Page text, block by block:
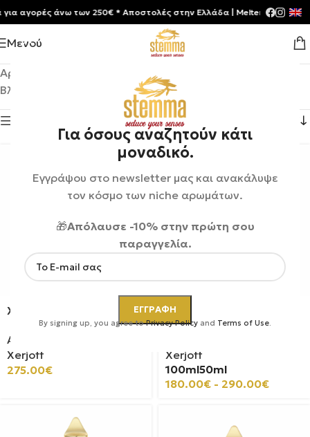
Για όσους αναζητούν κάτι
μοναδικό.
Εγγράψου στο newsletter μας και ανακάλυψε
τον κόσμο των niche αρωμάτων.
🎁Απόλαυσε -10% στην πρώτη σου
παραγγελία.
By signing up, you agree toPrivacy Policy and Terms of Use.
Μενού
Αρχική σελίδα Αρώματα
Βλέπετε 697–708 από 709 αποτελέσματα
Εμφάνιση πλευρικής μπάρας
Xerjoff | Al Khatt
Αρώματα
Xerjoff
275.00€
Xerjoff | 40 Knots
Xerjoff
100ml50ml
180.00€ - 290.00€
αγορές άνω των 250€ * Aποστολές στην Ελλάδα | Meltemia Exclusive